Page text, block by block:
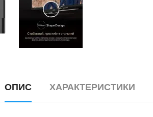
ОПИС ХАРАКТЕРИСТИКИ